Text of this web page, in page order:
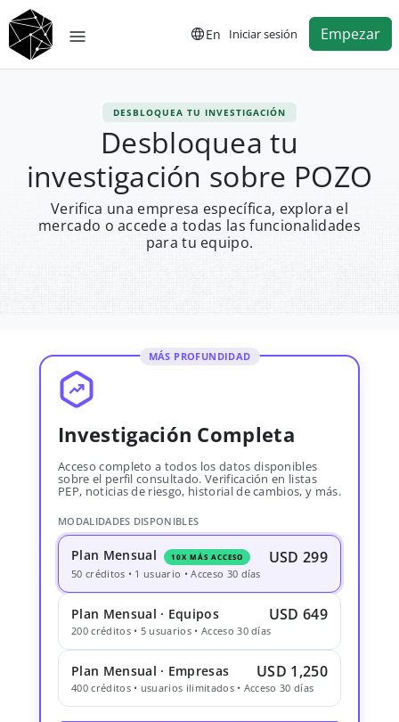
En Iniciar sesión Empezar
DESBLOQUEA TU INVESTIGACIÓN
Desbloquea tu
investigación sobre POZO
Verifica una empresa específica, explora el
mercado o accede a todas las funcionalidades
para tu equipo.
MÁS PROFUNDIDAD
Investigación Completa
Acceso completo a todos los datos disponibles
sobre el perfil consultado. Verificación en listas
PEP, noticias de riesgo, historial de cambios, y más.
MODALIDADES DISPONIBLES
Plan Mensual 10X MÁS ACCESO USD 299
50 créditos • 1 usuario • Acceso 30 días
Plan Mensual · Equipos USD 649
200 créditos • 5 usuarios • Acceso 30 días
Plan Mensual · Empresas USD 1,250
400 créditos • usuarios ilimitados • Acceso 30 días